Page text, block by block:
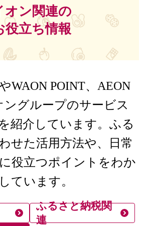
オン関連の
役立ち情報
WAON POINT、AEON
ングループのサービス
紹介しています。ふる
せた活用方法や、日常
役立つポイントをわか
ています。
ふるさと納税関
連